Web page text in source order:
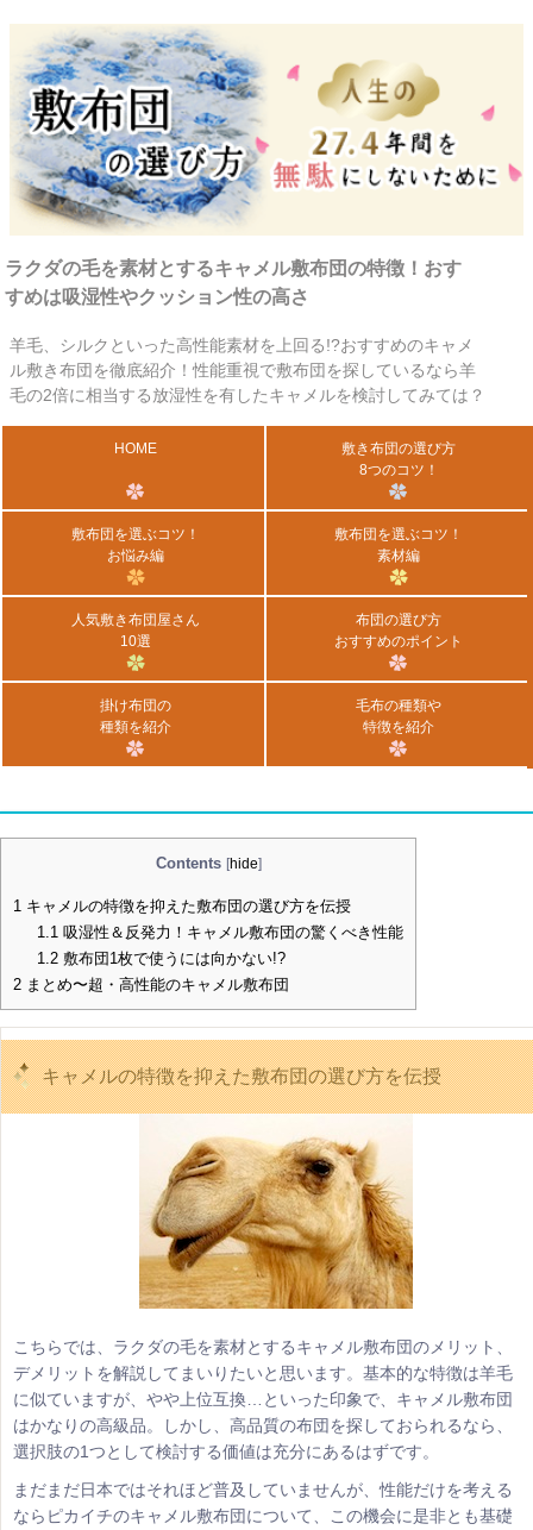
ラクダの毛を素材とするキャメル敷布団の特徴！おす
すめは吸湿性やクッション性の高さ
羊毛、シルクといった高性能素材を上回る!?おすすめのキャメ
ル敷き布団を徹底紹介！性能重視で敷布団を探しているなら羊
毛の2倍に相当する放湿性を有したキャメルを検討してみては？
HOME
敷き布団の選び方
8つのコツ！
敷布団を選ぶコツ！
お悩み編
敷布団を選ぶコツ！
素材編
人気敷き布団屋さん
10選
布団の選び方
おすすめのポイント
掛け布団の
種類を紹介
毛布の種類や
特徴を紹介
Contents [hide]
1 キャメルの特徴を抑えた敷布団の選び方を伝授
1.1 吸湿性＆反発力！キャメル敷布団の驚くべき性能
1.2敷布団1枚で使うには向かない!?
2 まとめ〜超・高性能のキャメル敷布団
キャメルの特徴を抑えた敷布団の選び方を伝授
こちらでは、ラクダの毛を素材とするキャメル敷布団のメリット、
デメリットを解説してまいりたいと思います。基本的な特徴は羊毛
に似ていますが、やや上位互換…といった印象で、キャメル敷布団
はかなりの高級品。しかし、高品質の布団を探しておられるなら、
選択肢の1つとして検討する価値は充分にあるはずです。
まだまだ日本ではそれほど普及していませんが、性能だけを考える
ならピカイチのキャメル敷布団について、この機会に是非とも基礎